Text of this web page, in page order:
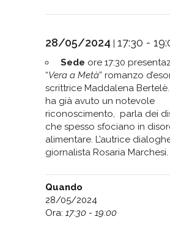
28/05/2024 | 17:30 -
Sede ore 17:30
“Vera a Metà” romanzo
scrittrice Maddalena
ha già avuto un notevole
riconoscimento, parla dei
che spesso sfociano in
alimentare. L’autrice
giornalista Rosaria Marchesi.
Quando
28/05/2024
Ora: 17:30 - 19:00